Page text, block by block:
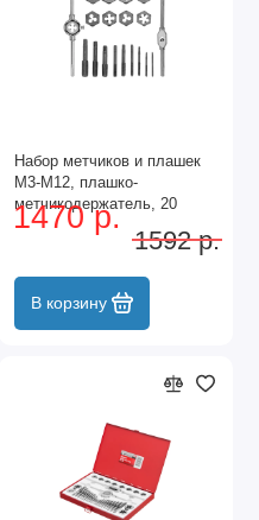
Набор метчиков и плашек
М3-М12, плашко-
метчикодержатель, 20
предметов, пластиковый
1470 р.
1592 р.
В корзину